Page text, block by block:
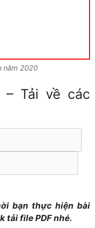
năm 2020
– Tải về các
bạn thực hiện bài
tải file PDF nhé.